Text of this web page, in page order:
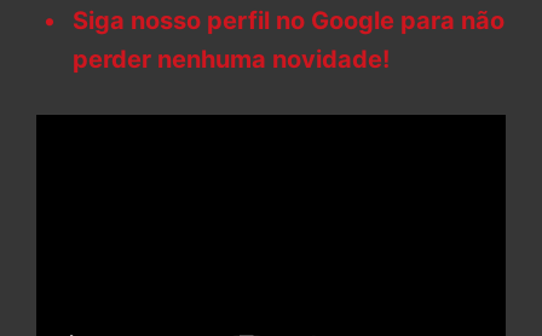
Siga nosso perfil no Google para não
perder nenhuma novidade!